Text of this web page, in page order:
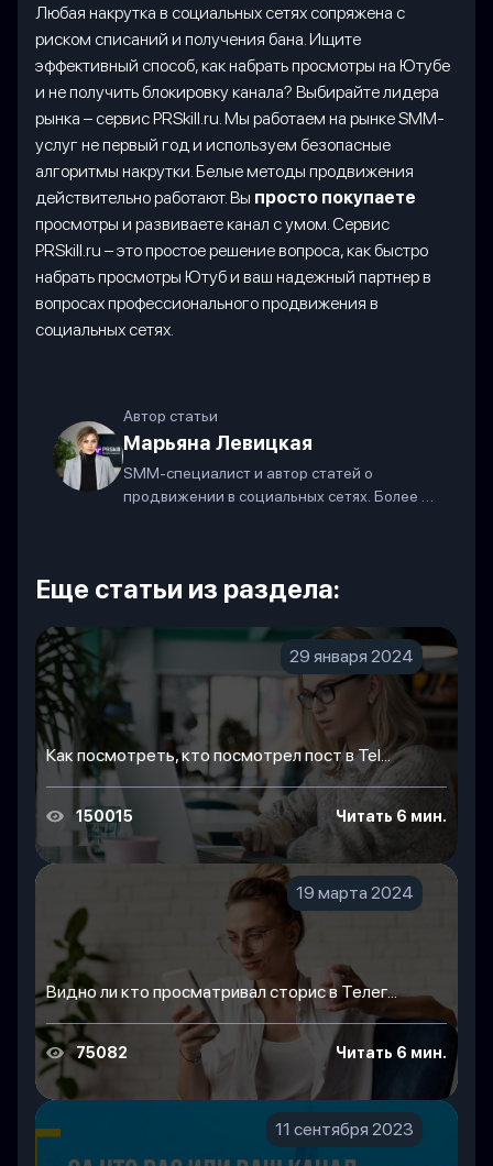
Любая накрутка в социальных сетях сопряжена с
риском списаний и получения бана. Ищите
эффективный способ, как набрать просмотры на Ютубе
и не получить блокировку канала? Выбирайте лидера
рынка – сервис PRSkill.ru. Мы работаем на рынке SMM-
услуг не первый год и используем безопасные
алгоритмы накрутки. Белые методы продвижения
действительно работают. Вы просто покупаете
просмотры и развиваете канал с умом. Сервис
PRSkill.ru – это простое решение вопроса, как быстро
набрать просмотры Ютуб и ваш надежный партнер в
вопросах профессионального продвижения в
социальных сетях.
Автор статьи
Марьяна Левицкая
SMM-специалист и автор статей о
продвижении в социальных сетях. Более 7
Еще статьи из раздела:
29 января 2024
Как посмотреть, кто посмотрел пост в Tel...
150015 Читать 6 мин.
19 марта 2024
Видно ли кто просматривал сторис в Телег...
75082 Читать 6 мин.
11 сентября 2023